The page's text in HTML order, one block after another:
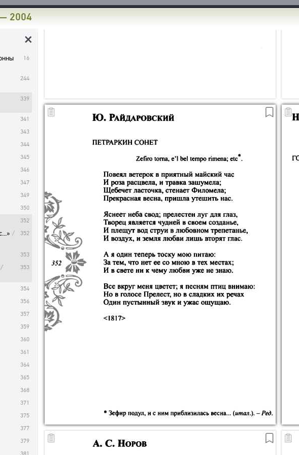
2004
Суперобложка
Суперобложка (с. 2)
2
3
5
6
8
9
18
19
5
16
244
339
341
343
344
345
346
347
349
350
352
352
/
353
353
/
354
356
357
359
360
361
364
365
368
371
375
377
379
381
352
СКОПИРОВАТЬ
ТЕКСТ СТРАНИЦЫ